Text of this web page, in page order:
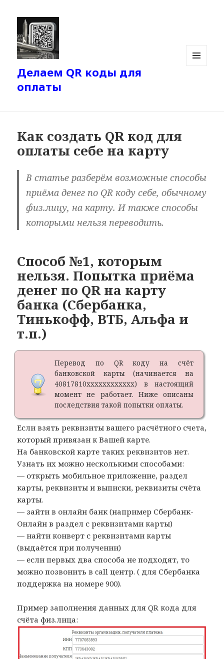
Делаем QR коды для
оплаты
Как создать QR код для
оплаты себе на карту
В статье разберём возможные способы
приёма денег по QR коду себе, обычному
физ.лицу, на карту. И также способы
которыми нельзя переводить.
Способ №1, которым
нельзя. Попытка приёма
денег по QR на карту
банка (Сбербанка,
Тинькофф, ВТБ, Альфа и
т.п.)
Перевод по QR коду на счёт
банковской карты (начинается на
40817810xxxxxxxxxxxx) в настоящий
момент не работает. Ниже описаны
последствия такой попытки оплаты.
Если взять реквизиты вашего расчётного счета,
который привязан к Вашей карте.
На банковской карте таких реквизитов нет.
Узнать их можно несколькими способами:
— открыть мобильное приложение, раздел
карты, реквизиты и выписки, реквизиты счёта
карты.
— зайти в онлайн банк (например Сбербанк-
Онлайн в раздел с реквизитами карты)
— найти конверт с реквизитами карты
(выдаётся при получении)
— если первых два способа не подходят, то
можно позвонить в call центр. ( для Сбербанка
поддержка на номере 900).
Пример заполнения данных для QR кода для
счёта физ.лица: